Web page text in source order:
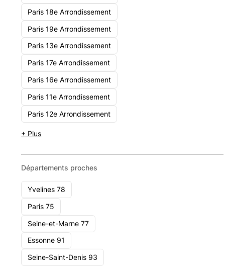
Paris 18e Arrondissement
Paris 19e Arrondissement
Paris 13e Arrondissement
Paris 17e Arrondissement
Paris 16e Arrondissement
Paris 11e Arrondissement
Paris 12e Arrondissement
+ Plus
Départements proches
Yvelines 78
Paris 75
Seine-et-Marne 77
Essonne 91
Seine-Saint-Denis 93
Fidessor
Fidessor
68 Rue Lafayette 75009 Paris
Voir le cabinet